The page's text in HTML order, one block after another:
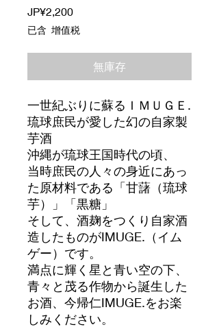
JP¥2,200價
格
已含 增值税
無庫存
一世紀ぶりに蘇るＩＭＵＧＥ.
琉球庶民が愛した幻の自家製
芋酒
沖縄が琉球王国時代の頃、
当時庶民の人々の身近にあっ
た原材料である「甘藷（琉球
芋）」「黒糖」
そして、酒麹をつくり自家酒
造したものがIMUGE.（イム
ゲー）です。
満点に輝く星と青い空の下、
青々と茂る作物から誕生した
お酒、今帰仁IMUGE.をお楽
しみください。